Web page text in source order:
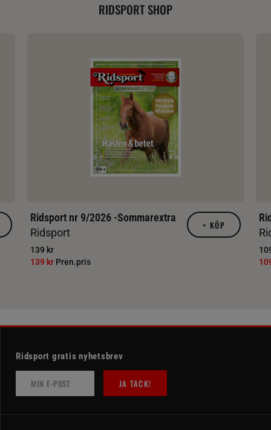
RIDSPORT SHOP
Ridsport nr 9/2026 -Sommarextra
Ridsport
139 kr
139 kr Pren.pris
+ KÖP
Ridsport gratis nyhetsbrev
JA TACK!